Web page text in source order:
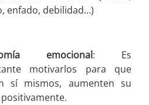
enfado, debilidad…)
emocional: Es
motivarlos para que
sí mismos, aumenten su